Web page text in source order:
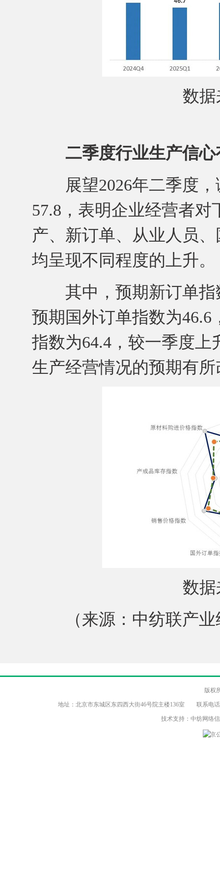
数据来
二季度行业生产信
展望2026年二季度，
57.8，表明企业经营者
产、新订单、从业人员
均呈现不同程度的上升。
其中，预期新订单指
预期国外订单指数为
指数为64.4，较一季度上
生产经营情况的预期有
数据来
（来源：中纺联产业
版权
地址：北京市东城区东四西大街46号院主楼136室 联系电
技术支持：中纺网络
京